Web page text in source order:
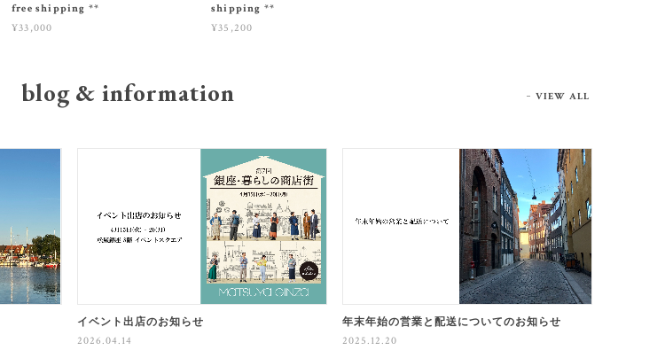
free shipping **
¥33,000
shipping **
¥35,200
blog & information VIEW ALL
イベント出店のお知らせ
2026.04.14
年末年始の営業と配送についてのお知らせ
2025.12.20